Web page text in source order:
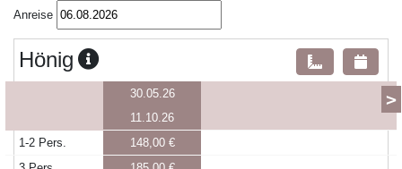
Anreise
Hönig
>
30.05.26
11.10.26
1-2 Pers.
148,00 €